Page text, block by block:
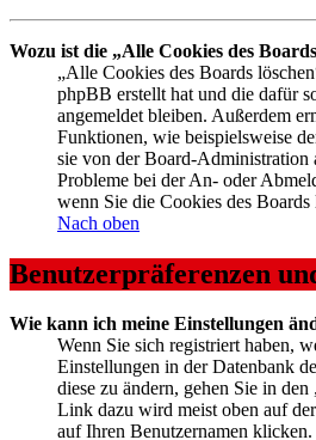
Wozu ist die „Alle Cookies des
„Alle Cookies des Boards
phpBB erstellt hat und die dafür
angemeldet bleiben. Außerdem
Funktionen, wie beispielsweise
sie von der Board-
Probleme bei der An- oder
wenn Sie die Cookies des Boards
Nach oben
Benutzerpräferenzen
Wie kann ich meine Einstellungen
Wenn Sie sich registriert haben,
Einstellungen in der Datenbank
diese zu ändern, gehen Sie in
Link dazu wird meist oben auf
auf Ihren Benutzernamen